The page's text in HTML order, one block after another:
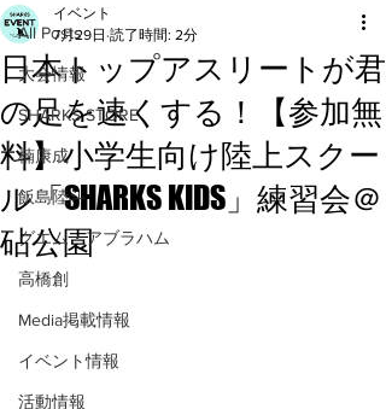
All Posts
大会情報
SHARKS STORE
楠康成
飯島陸斗
グエム・アブラハム
高橋創
Media掲載情報
イベント情報
活動情報
日本トップアスリートが君
の足を速くする！【参加無
料】小学生向け陸上スクー
ル「SHARKS KIDS」練習会＠
砧公園
イベント
7月29日 読了時間: 2分